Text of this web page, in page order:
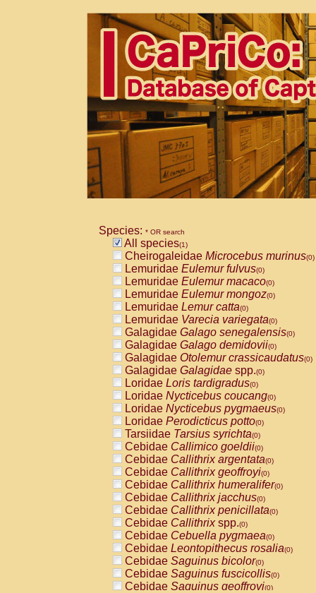
Species: * OR search
All species(1)
Cheirogaleidae Microcebus murinus(0)
Lemuridae Eulemur fulvus(0)
Lemuridae Eulemur macaco(0)
Lemuridae Eulemur mongoz(0)
Lemuridae Lemur catta(0)
Lemuridae Varecia variegata(0)
Galagidae Galago senegalensis(0)
Galagidae Galago demidovii(0)
Galagidae Otolemur crassicaudatus(0)
Galagidae Galagidae spp.(0)
Loridae Loris tardigradus(0)
Loridae Nycticebus coucang(0)
Loridae Nycticebus pygmaeus(0)
Loridae Perodicticus potto(0)
Tarsiidae Tarsius syrichta(0)
Cebidae Callimico goeldii(0)
Cebidae Callithrix argentata(0)
Cebidae Callithrix geoffroyi(0)
Cebidae Callithrix humeralifer(0)
Cebidae Callithrix jacchus(0)
Cebidae Callithrix penicillata(0)
Cebidae Callithrixspp.(0)
Cebidae Cebuella pygmaea(0)
Cebidae Leontopithecus rosalia(0)
Cebidae Saguinus bicolor(0)
Cebidae Saguinus fuscicollis(0)
Cebidae Saguinus geoffroyi(0)